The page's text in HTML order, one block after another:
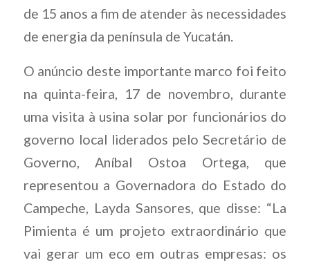
de 15 anos a fim de atender às necessidades
de energia da península de Yucatán.
O anúncio deste importante marco foi feito
na quinta-feira, 17 de novembro, durante
uma visita à usina solar por funcionários do
governo local liderados pelo Secretário de
Governo, Aníbal Ostoa Ortega, que
representou a Governadora do Estado do
Campeche, Layda Sansores, que disse: “La
Pimienta é um projeto extraordinário que
vai gerar um eco em outras empresas: os